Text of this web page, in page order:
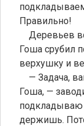
Правильно!
Деревьев
Гоша срубил
верхушку и
— Задача,
Гоша, —
держишь.